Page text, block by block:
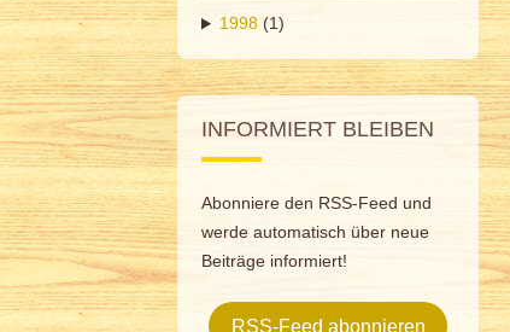
1998 (1)
INFORMIERT BLEIBEN
Abonniere den RSS-Feed und
werde automatisch über neue
Beiträge informiert!
RSS-Feed abonnieren